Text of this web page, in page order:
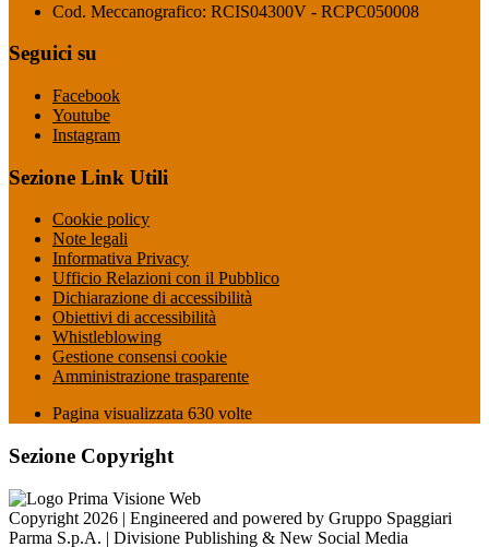
Cod. Meccanografico: RCIS04300V - RCPC050008
Seguici su
Facebook
Youtube
Instagram
Sezione Link Utili
Cookie policy
Note legali
Informativa Privacy
Ufficio Relazioni con il Pubblico
Dichiarazione di accessibilità
Obiettivi di accessibilità
Whistleblowing
Gestione consensi cookie
Amministrazione trasparente
Pagina visualizzata 630 volte
Sezione Copyright
Copyright 2026 | Engineered and powered by Gruppo Spaggiari
Parma S.p.A. | Divisione Publishing & New Social Media